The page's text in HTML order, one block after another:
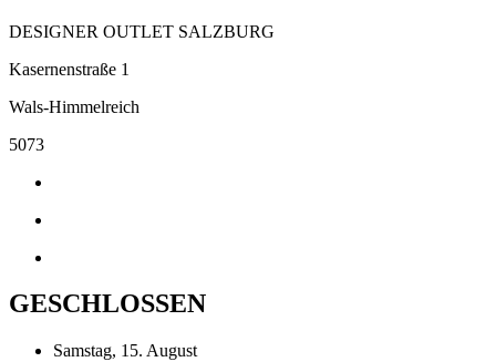
DESIGNER OUTLET SALZBURG
Kasernenstraße 1
Wals-Himmelreich
5073
GESCHLOSSEN
Samstag, 15. August